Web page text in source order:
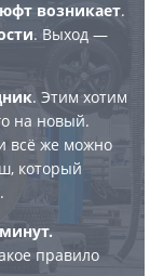
возникает.
. Выход —
. Этим хотим
на новый.
всё же можно
который
правило